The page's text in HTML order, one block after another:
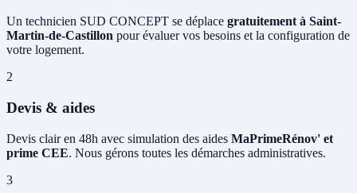
Un technicien SUD CONCEPT se déplace gratuitement à Saint-
Martin-de-Castillon pour évaluer vos besoins et la configuration de
votre logement.
2
Devis & aides
Devis clair en 48h avec simulation des aides MaPrimeRénov' et
prime CEE. Nous gérons toutes les démarches administratives.
3